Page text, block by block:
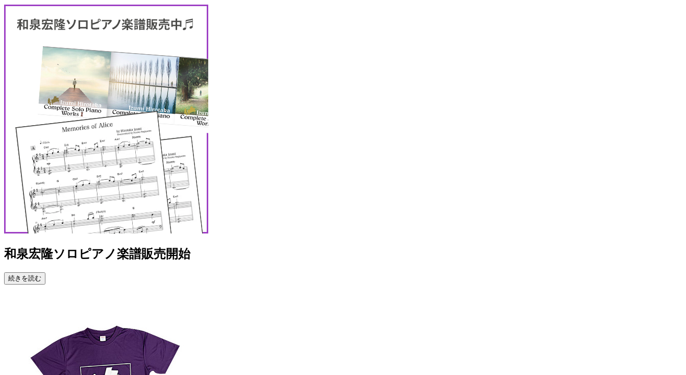
和泉宏隆ソロピアノ楽譜販売開始
続きを読む